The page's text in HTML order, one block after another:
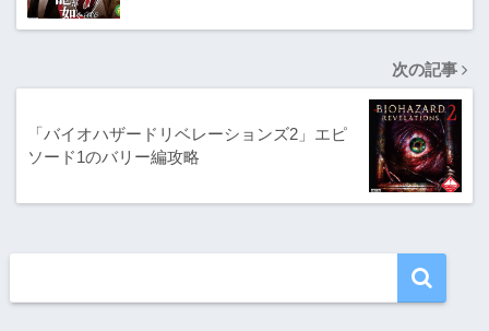
次の記事
「バイオハザードリベレーションズ2」エピ
ソード1のバリー編攻略